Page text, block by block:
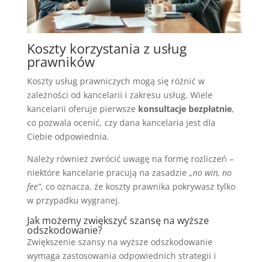
Koszty korzystania z usług
prawników
Koszty usług prawniczych mogą się różnić w
zależności od kancelarii i zakresu usług. Wiele
kancelarii oferuje pierwsze konsultacje bezpłatnie,
co pozwala ocenić, czy dana kancelaria jest dla
Ciebie odpowiednia.
Należy również zwrócić uwagę na formę rozliczeń –
niektóre kancelarie pracują na zasadzie „no win, no
fee”, co oznacza, że koszty prawnika pokrywasz tylko
w przypadku wygranej.
Jak możemy zwiększyć szansę na wyższe
odszkodowanie?
Zwiększenie szansy na wyższe odszkodowanie
wymaga zastosowania odpowiednich strategii i